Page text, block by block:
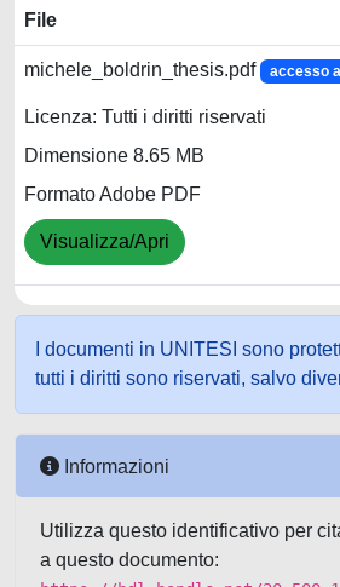
File
michele_boldrin_thesis.pdf accesso
Licenza: Tutti i diritti riservati
Dimensione 8.65 MB
Formato Adobe PDF
Visualizza/Apri
I documenti in UNITESI sono
tutti i diritti sono riservati, salvo
Informazioni
Utilizza questo identificativo per
a questo documento: